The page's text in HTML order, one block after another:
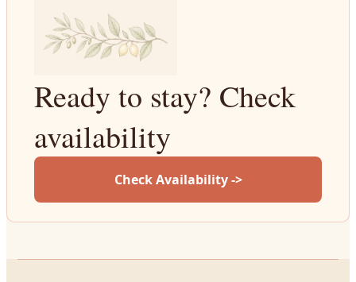
Ready to stay? Check
availability
Check Availability ->